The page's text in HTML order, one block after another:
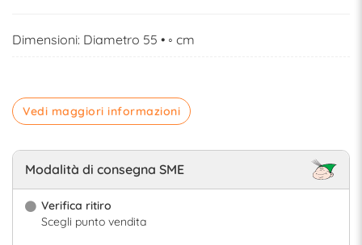
Dimensioni: Diametro 55 • ◦ cm
Vedi maggiori informazioni
Modalità di consegna SME
Verifica ritiro
Scegli punto vendita